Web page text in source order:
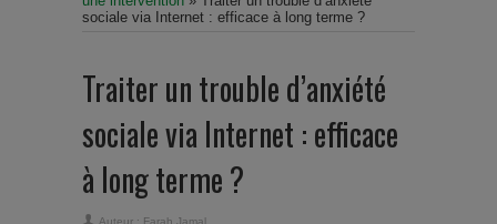
sociale via Internet : efficace à long terme ?
Traiter un trouble d’anxiété
sociale via Internet : efficace
à long terme ?
Auteur : Farah Jamal